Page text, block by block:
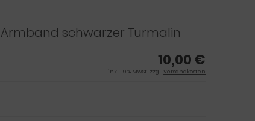
Armband schwarzer Turmalin
10,00 €
inkl. 19 % MwSt. zzgl. Versandkosten